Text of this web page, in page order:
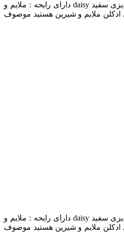
عطر ادکلن موصوف دیزی سفید زنانه خرید و قیمت عطر ادکلن موصوف دیزی سفید Mousuf daisy در نمایندگی ارض الزعفران در ایران خرید کنید . ادکلن موصوف دیزی سفید daisy دارای رایحه : ملایم و
ملایم و شیرین هستید موصوف
عطر ادکلن موصوف دیزی سفید زنانه خرید و قیمت عطر ادکلن موصوف دیزی سفید Mousuf daisy در نمایندگی ارض الزعفران در ایران خرید کنید . ادکلن موصوف دیزی سفید daisy دارای رایحه : ملایم و
ملایم و شیرین هستید موصوف